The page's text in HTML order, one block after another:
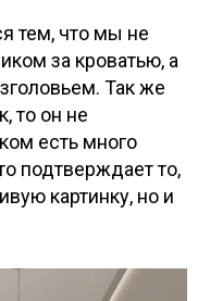
тем, что мы не
за кроватью, а
Так же
то он не
есть много
подтверждает то,
картинку, но и